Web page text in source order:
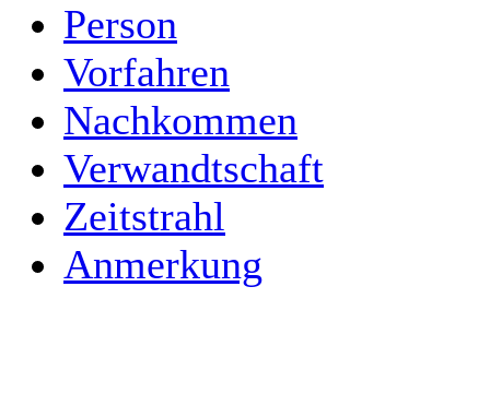
Person
Vorfahren
Nachkommen
Verwandtschaft
Zeitstrahl
Anmerkung